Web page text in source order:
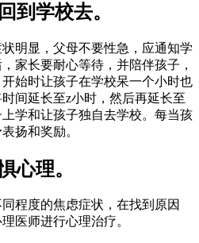
到学校去。
明显，父母不要性急，应通知学
家长要耐心等待，并陪伴孩子，
始时让孩子在学校呆一个小时也
间延长至z小时，然后再延长至
学和让孩子独自去学校。每当孩
扬和奖励。
心理。
程度的焦虑症状，在找到原因
医师进行心理治疗。